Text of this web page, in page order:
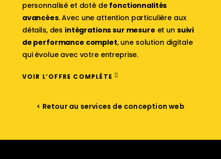
personnalisé et doté de fonctionnalités
avancées. Avec une attention particulière aux
détails, des intégrations sur mesure et un suivi
de performance complet, une solution digitale
qui évolue avec votre entreprise.
VOIR L’OFFRE COMPLÈTE
< Retour au services de conception web